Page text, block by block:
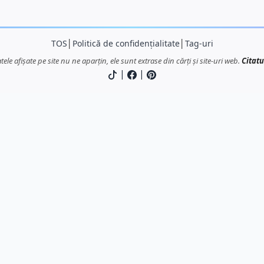
TOS Politică de confidențialitate│ Tag-uri
afișate pe site nu ne aparțin, ele sunt extrase din cărți și site-uri web.
| |